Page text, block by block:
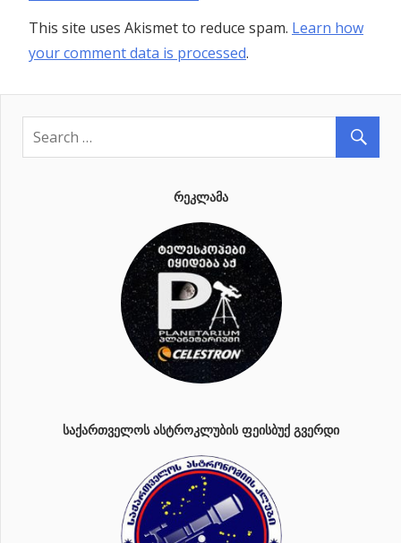
This site uses Akismet to reduce spam. Learn how
your comment data is processed.
ᲠᲔᲙᲚᲐᲛᲐ
ᲡᲐᲥᲐᲠᲗᲕᲔᲚᲝᲡ ᲐᲡᲢᲠᲝᲙᲚᲣᲑᲘᲡ ᲤᲔᲘᲡᲑᲣᲥ ᲒᲕᲔᲠᲓᲘ